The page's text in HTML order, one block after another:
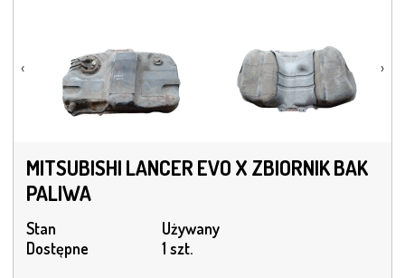
‹ ›
MITSUBISHI LANCER EVO X ZBIORNIK BAK
PALIWA
Stan
Używany
Dostępne
1 szt.